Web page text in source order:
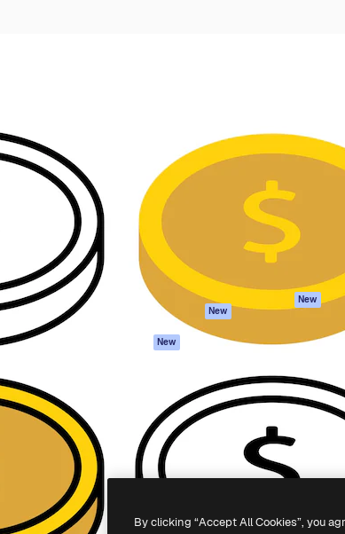
você direcionar
1 milhão de
empresas,
Assistente de IA
Gerador de
imagens
Gerador de vídeos
Texto para voz
Conteúdo de stock
MCP para
Claude/ChatGPT
New
New
ferramentas
Academy
Atendimento
Termos e
condições
Política de
New
Central de
Afiliados
Empresas
Company S.L.U. Todos os direitos reservados.
By clicking “Accept All Cookies”, you